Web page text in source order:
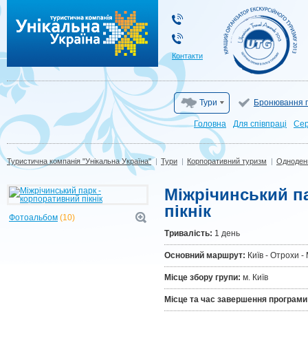
Контакти
Тури Бронювання
Головна Для cпівпраці
Туристична компанія "Унікальна Україна" | Тури | Корпоративний туризм |
Фотоальбом (10)
Міжрічинський
пікнік
Тривалiсть: 1 день
Основний маршрут: Київ - Отрохи -
Місце збору групи: м. Київ
Місце та час завершення